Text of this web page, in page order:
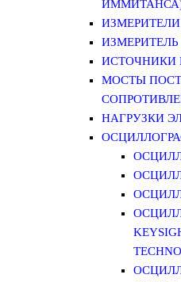
ИСТОЧНИКИ
МОСТЫ
НАГРУЗКИ